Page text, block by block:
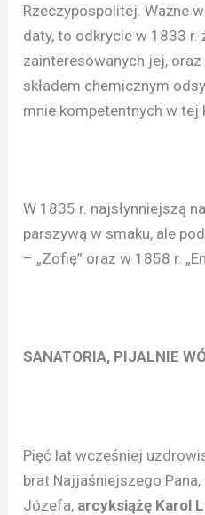
Rzeczypospolitej. Ważne
daty, to odkrycie w 1833 r.
zainteresowanych jej,
składem chemicznym
mnie kompetentnych w tej
W 1835 r. najsłynniejszą
parszywą w smaku, ale
– „Zofię” oraz w 1858 r.
SANATORIA, PIJALNIE
Pięć lat wcześniej
brat Najjaśniejszego
Józefa, arcyksiążę Karol